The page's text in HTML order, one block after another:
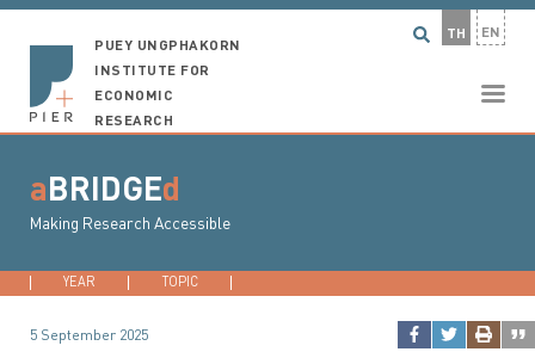
TH EN
PUEY UNGPHAKORN
INSTITUTE FOR
ECONOMIC
RESEARCH
aBRIDGEd
Making Research Accessible
YEAR 2026 2025
TOPIC
5 September 2025